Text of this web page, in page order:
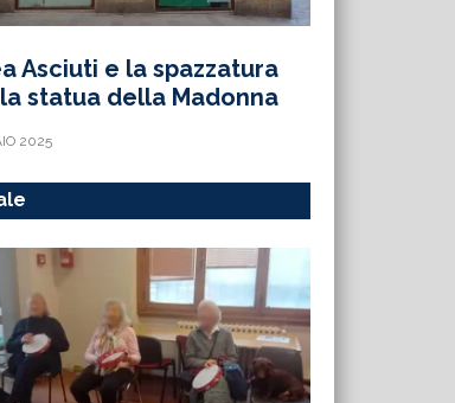
Asciuti e la spazzatura
statua della Madonna
2025